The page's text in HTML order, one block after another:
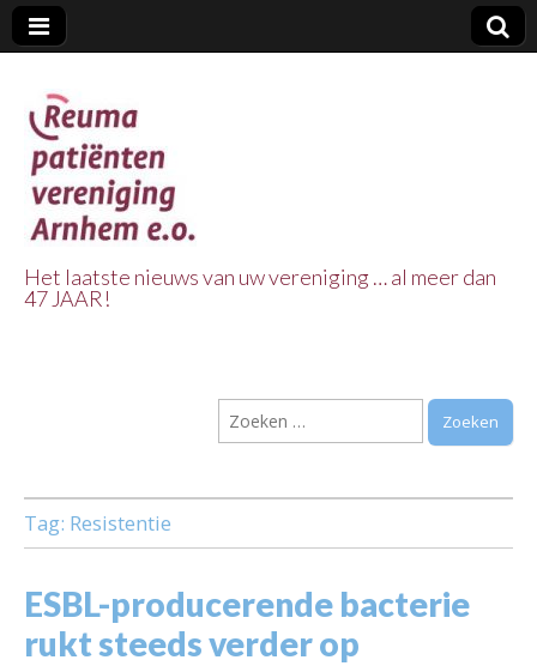
Vereniging
Arnhem e.o.
Het laatste nieuws van uw vereniging … al meer dan
47 JAAR!
Zoeken
naar:
Tag: Resistentie
ESBL-producerende bacterie
rukt steeds verder op